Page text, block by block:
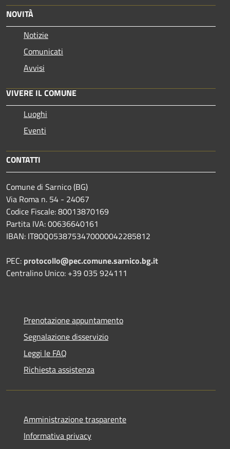
NOVITÀ
Notizie
Comunicati
Avvisi
VIVERE IL COMUNE
Luoghi
Eventi
CONTATTI
Comune di Sarnico (BG)
Via Roma n. 54 - 24067
Codice Fiscale: 80013870169
Partita IVA: 00636640161
IBAN: IT80Q0538753470000042285812
PEC: protocollo@pec.comune.sarnico.bg.it
Centralino Unico: +39 035 924111
Prenotazione appuntamento
Segnalazione disservizio
Leggi le FAQ
Richiesta assistenza
Amministrazione trasparente
Informativa privacy